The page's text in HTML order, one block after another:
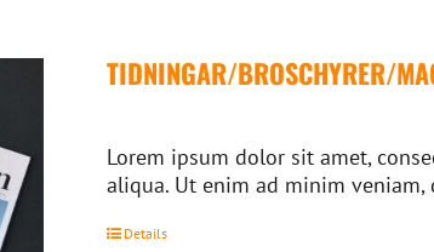
TIDNINGAR/BROSCHYRER/
Lorem ipsum dolor sit amet,
aliqua. Ut enim ad minim
Details